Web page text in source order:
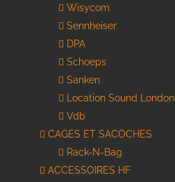
Wisycom
Sennheiser
DPA
Schoeps
Sanken
Location Sound London
Vdb
CAGES ET SACOCHES
Rack-N-Bag
ACCESSOIRES HF